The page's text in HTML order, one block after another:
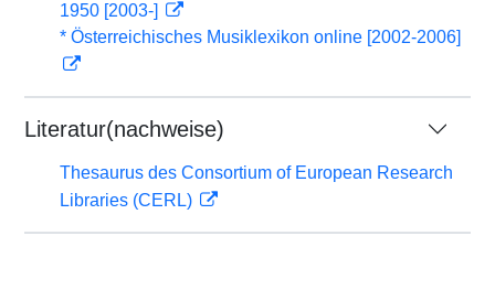
1950 [2003-]
* Österreichisches Musiklexikon online [2002-2006]
Literatur(nachweise)
Thesaurus des Consortium of European Research
Libraries (CERL)